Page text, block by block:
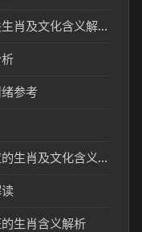
利灾乐祸是什么生肖_利灾乐祸相关生肖及文化含义解析
参考
贤良方正是什么生肖_贤良方正对应的生肖及文化含义解析
生肖含义解析